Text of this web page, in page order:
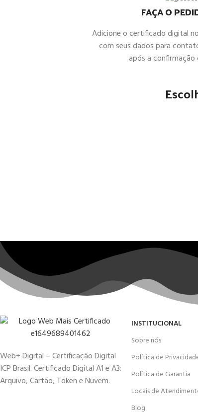
FAÇA O
Adicione o certificado digital
com seus dados para
após a
Web+ Digital – Certificação Digital
ICP Brasil. Certificado Digital A1 e A3:
Arquivo, Cartão, Token e Nuvem.
INSTITUCIONAL
Sobre nós
Política de
Política de Garantia
Locais de
Blog